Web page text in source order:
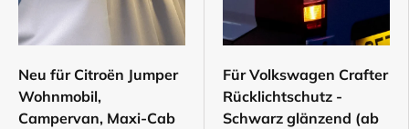
Neu für Citroën Jumper
Wohnmobil,
Campervan, Maxi-Cab
Für Volkswagen Crafter
Rücklichtschutz -
Schwarz glänzend (ab